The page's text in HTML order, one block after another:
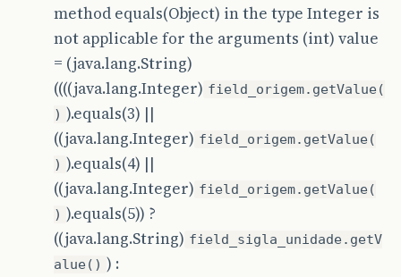
method equals(Object) in the type Integer is
not applicable for the arguments (int) value
= (java.lang.String)
((((java.lang.Integer) field_origem.getValue(
) ).equals(3) ||
((java.lang.Integer) field_origem.getValue(
) ).equals(4) ||
((java.lang.Integer) field_origem.getValue(
) ).equals(5)) ?
((java.lang.String) field_sigla_unidade.getV
alue() ) :